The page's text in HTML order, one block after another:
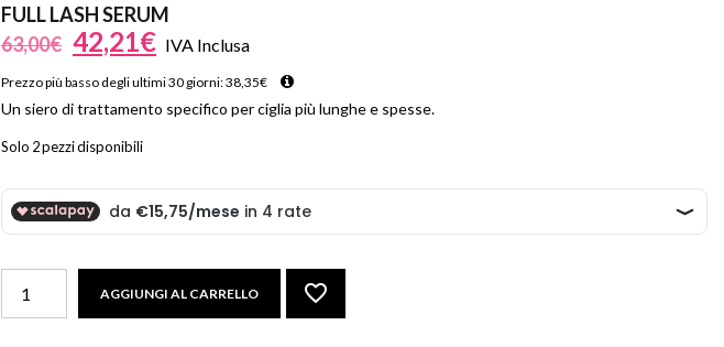
FULL LASH SERUM
63,00€ 42,21€ IVA Inclusa
Prezzo più basso degli ultimi 30 giorni:38,35€
Un siero di trattamento specifico per ciglia più lunghe e spesse.
Solo 2 pezzi disponibili
Lash
AGGIUNGI AL CARRELLO